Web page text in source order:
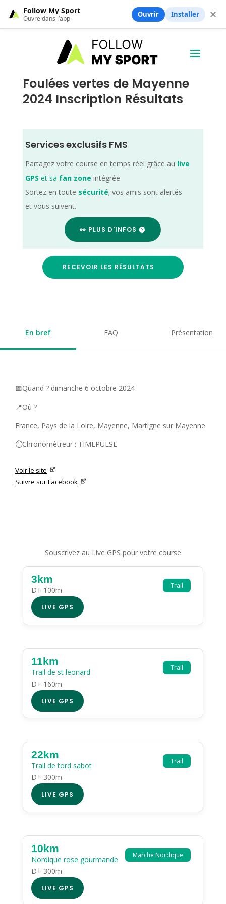
Foulées vertes de Mayenne
2024 Inscription Résultats
Services exclusifs FMS
Partagez votre course en temps réel grâce au live
GPS et sa fan zone intégrée.
Sortez en toute sécurité; vos amis sont alertés
et vous suivent.
👀 PLUS D'INFOS
RECEVOIR LES RÉSULTATS
En bref FAQ Présentation
📅Quand ? dimanche 6 octobre 2024
📍Où ?
France, Pays de la Loire, Mayenne, Martigne sur Mayenne
⏱️Chronomètreur : TIMEPULSE
Voir le site
Suivre sur Facebook
Souscrivez au Live GPS pour votre course
Trail
3km
D+ 100m
LIVE GPS
Trail
11km
Trail de st leonard
D+ 160m
LIVE GPS
Trail
22km
Trail de tord sabot
D+ 300m
LIVE GPS
Marche Nordique
10km
Nordique rose gourmande
D+ 300m
LIVE GPS
Follow My Sport
Ouvre dans l’app Ouvrir Installer ✕